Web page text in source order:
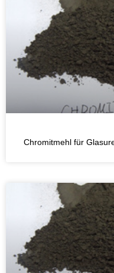
Chromitmehl für